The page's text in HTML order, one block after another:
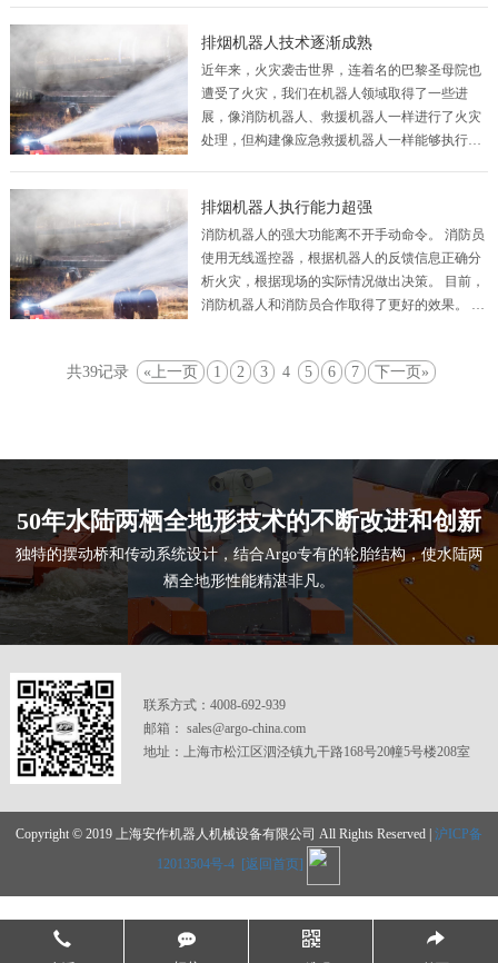
从…
排烟机器人技术逐渐成熟
近年来，火灾袭击世界，连着名的巴黎圣母院也
遭受了火灾，我们在机器人领域取得了一些进
展，像消防机器人、救援机器人一样进行了火灾
处理，但构建像应急救援机器人一样能够执行动
的解决…
排烟机器人执行能力超强
消防机器人的强大功能离不开手动命令。 消防员
使用无线遥控器，根据机器人的反馈信息正确分
析火灾，根据现场的实际情况做出决策。 目前，
消防机器人和消防员合作取得了更好的效果。 消
高，…
共39记录 «上一页 1 2 3 4 5 6 7 下一页»
50年水陆两栖全地形技术的不断改进和创新
独特的摆动桥和传动系统设计，结合Argo专有的轮胎结构，使水陆两
栖全地形性能精湛非凡。
联系方式：4008-692-939
邮箱： sales@argo-china.com
地址：上海市松江区泗泾镇九干路168号20幢5号楼208室
Copyright © 2019 上海安作机器人机械设备有限公司 All Rights Reserved | 沪ICP备
12013504号-4 [返回首页]